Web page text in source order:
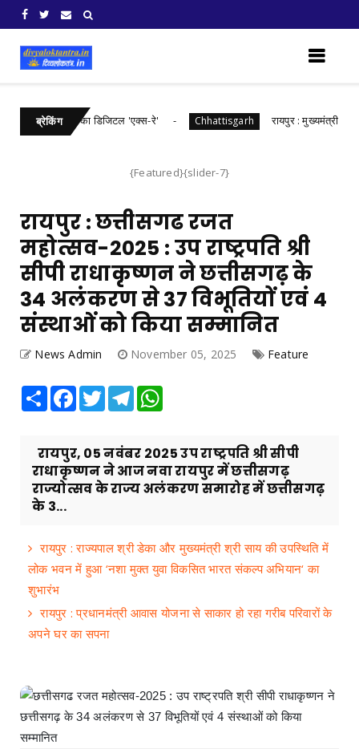
ब्रेकिंग
खरीफ फसलों का डिजिटल 'एक्स-रे' Chhattisgarh रायपुर : मुख्यमंत्री श्री
{Featured}{slider-7}
रायपुर : छत्तीसगढ रजत
महोत्सव-2025 : उप राष्ट्रपति श्री
सीपी राधाकृष्णन ने छत्तीसगढ़ के
34 अलंकरण से 37 विभूतियों एवं 4
संस्थाओं को किया सम्मानित
News Admin November 05, 2025 Feature
Share Facebook
TwitterTelegram
रायपुर, 05 नवंबर 2025 उप राष्ट्रपति श्री सीपी
राधाकृष्णन ने आज नवा रायपुर में छत्तीसगढ़
राज्योत्सव के राज्य अलंकरण समारोह में छत्तीसगढ़
के 3...
रायपुर : राज्यपाल श्री डेका और मुख्यमंत्री श्री साय की उपस्थिति में
लोक भवन में हुआ ‘नशा मुक्त युवा विकसित भारत संकल्प अभियान‘ का
शुभारंभ
रायपुर : प्रधानमंत्री आवास योजना से साकार हो रहा गरीब परिवारों के
अपने घर का सपना